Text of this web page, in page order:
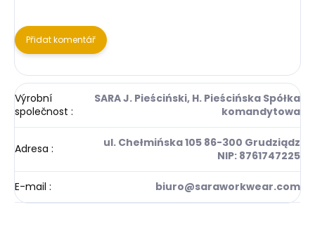
Přidat komentář
Výrobní
společnost :
SARA J. Pieściński, H. Pieścińska Spółka
komandytowa
Adresa :
ul. Chełmińska 105 86-300 Grudziądz
NIP: 8761747225
E-mail : biuro@saraworkwear.com